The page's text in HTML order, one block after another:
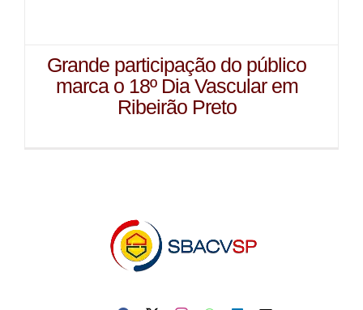
Grande participação do público
marca o 18º Dia Vascular em
Ribeirão Preto